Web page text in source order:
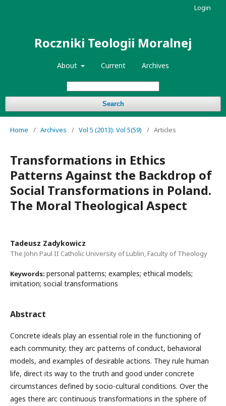
Roczniki Teologii Moralnej
About Current Archives
Search
Login
Home / Archives / Vol 5 (2013): Vol 5(59) / Articles
Transformations in Ethics
Patterns Against the Backdrop of
Social Transformations in Poland.
The Moral Theological Aspect
Tadeusz Zadykowicz
The John Paul II Catholic University of Lublin, Faculty of Theology
Keywords: personal patterns; examples; ethical models;
imitation; social transformations
Abstract
Concrete ideals play an essential role in the functioning of
each community; they arc patterns of conduct, behavioral
models, and examples of desirable actions. They rule human
life, direct its way to the truth and good under concrete
circumstances defined by socio-cultural conditions. Over the
ages there arc continuous transformations in the sphere of